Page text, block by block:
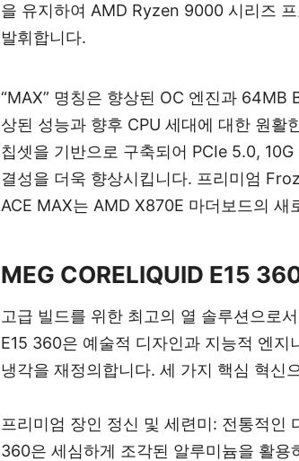
을 유지하여 AMD Ryzen 9000 시리즈
발휘합니다.
“MAX” 명칭은 향상된 OC 엔진과 64MB
상된 성능과 향후 CPU 세대에 대한 원활
칩셋을 기반으로 구축되어 PCIe 5.0,
결성을 더욱 향상시킵니다. 프리미엄
ACE MAX는 AMD X870E 마더보드의 새
MEG CORELIQUID E15
고급 빌드를 위한 최고의 열 솔루션으로
E15 360은 예술적 디자인과 지능적 엔지
냉각을 재정의합니다. 세 가지 핵심 혁신
프리미엄 장인 정신 및 세련미: 전통적인
360은 세심하게 조각된 알루미늄을 활용